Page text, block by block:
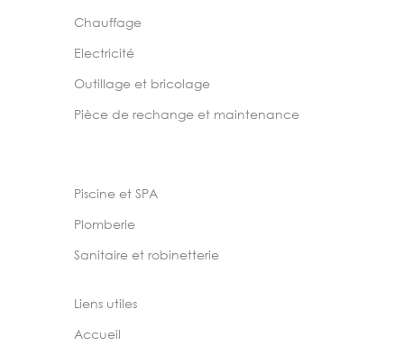
Chauffage
Electricité
Outillage et bricolage
Pièce de rechange et maintenance
Piscine et SPA
Plomberie
Sanitaire et robinetterie
Liens utiles
Accueil